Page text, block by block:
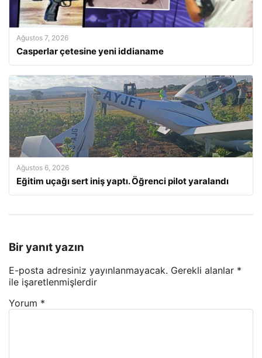
Ağustos 7, 2026
Casperlar çetesine yeni iddianame
Ağustos 6, 2026
Eğitim uçağı sert iniş yaptı. Öğrenci pilot yaralandı
Bir yanıt yazın
E-posta adresiniz yayınlanmayacak. Gerekli alanlar *
ile işaretlenmişlerdir
Yorum *